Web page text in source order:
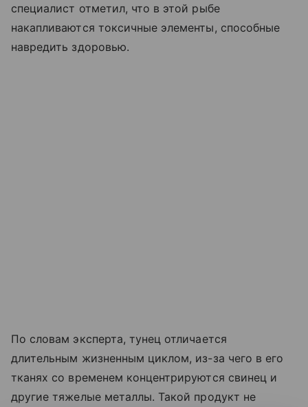
специалист отметил, что в этой рыбе
накапливаются токсичные элементы, способные
навредить здоровью.
По словам эксперта, тунец отличается
длительным жизненным циклом, из-за чего в его
тканях со временем концентрируются свинец и
другие тяжелые металлы. Такой продукт не